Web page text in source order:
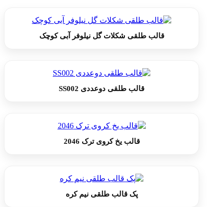
قالب طلقی شکلات گل نیلوفر آبی کوچک
قالب طلقی دوعددی SS002
قالب یخ کروی ترک 2046
پک قالب طلقی نیم کره